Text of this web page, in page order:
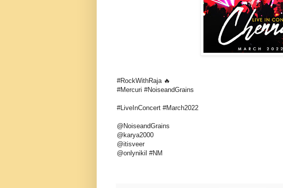
#RockWithRaja 🔥
#Mercuri #NoiseandGrains
#LiveInConcert #March2022
@NoiseandGrains
@karya2000
@itisveer
@onlynikil #NM